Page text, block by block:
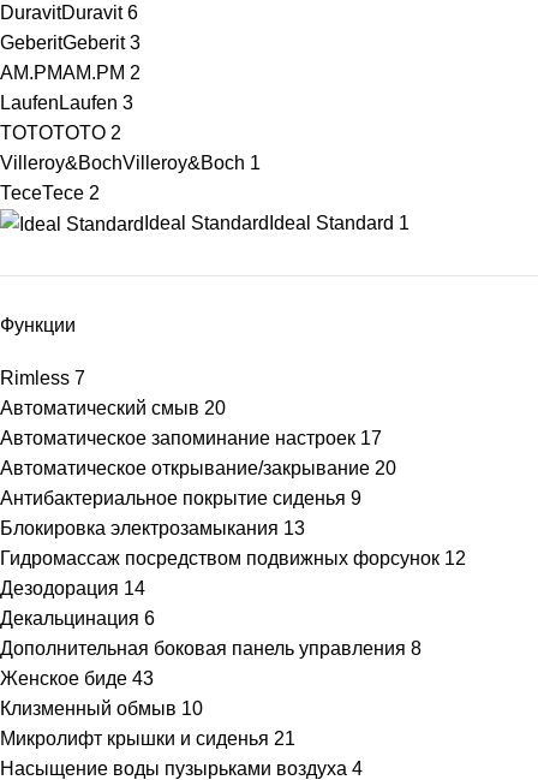
DuravitDuravit 6
GeberitGeberit 3
AM.PMAM.PM 2
Laufen Laufen 3
TOTOTOTO 2
Villeroy&BochVilleroy&Boch 1
ТесеТесе 2
Ideal Standard Ideal Standard 1
Функции
Rimless 7
Автоматический смыв 20
Автоматическое запоминание настроек 17
Автоматическое открывание/закрывание 20
Антибактериальное покрытие сиденья 9
Блокировка электрозамыкания 13
Гидромассаж посредством подвижных форсунок 12
Дезодорация 14
Декальцинация 6
Дополнительная боковая панель управления 8
Женское биде 43
Клизменный обмыв 10
Микролифт крышки и сиденья 21
Насыщение воды пузырьками воздуха 4